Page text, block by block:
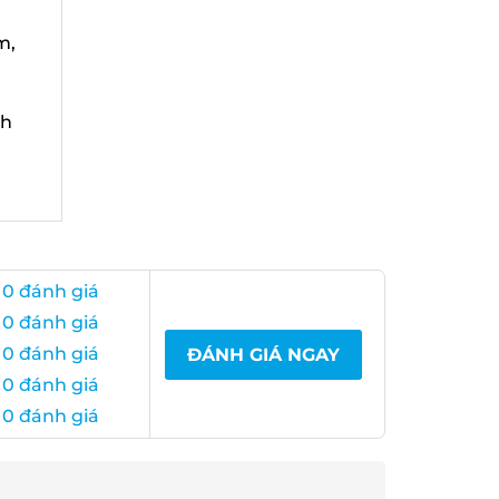
đánh giá
đánh giá
đánh giá
đánh giá
đánh giá
ĐÁNH GIÁ NGAY